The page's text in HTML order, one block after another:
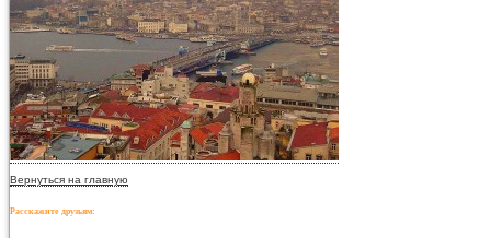
Вернуться на главную
Расскажите друзьям: